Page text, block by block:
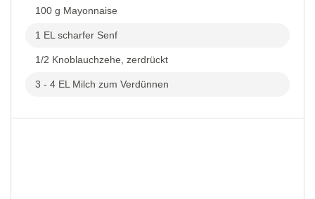
100 g Mayonnaise
1 EL scharfer Senf
1/2 Knoblauchzehe, zerdrückt
3 - 4 EL Milch zum Verdünnen